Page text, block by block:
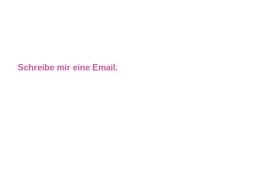
Schreibe mir eine Email.